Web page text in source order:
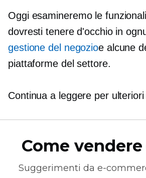
Oggi esamineremo le
dovresti tenere d'occhio in
gestione del negozioe alcune
piattaforme del settore.
Continua a leggere per
Come
Suggerimenti da e-